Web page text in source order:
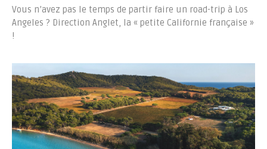
Vous n’avez pas le temps de partir faire un road-trip à Los
Angeles ? Direction Anglet, la « petite Californie française »
!